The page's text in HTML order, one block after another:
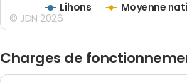
Lihons Moyenne
© JDN 2026
Charges de